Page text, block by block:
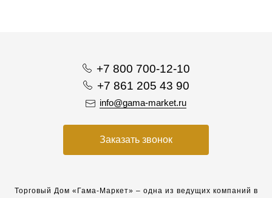
+7 800 700-12-10
+7 861 205 43 90
info@gama-market.ru
Заказать звонок
Торговый Дом «Гама-Маркет» – одна из ведущих компаний в